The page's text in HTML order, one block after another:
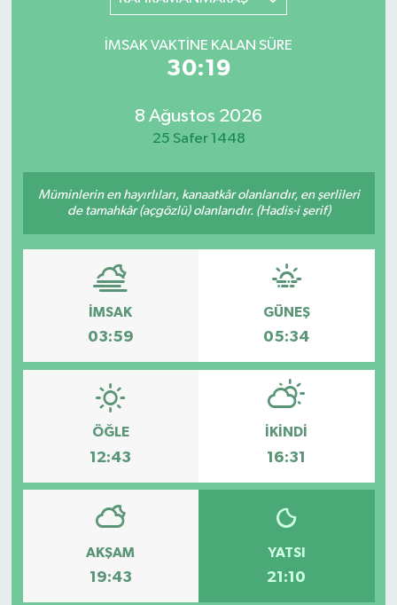
İMSAK VAKTINE KALAN SÜRE
30:19
8 Ağustos 2026
25 Safer 1448
Müminlerin en hayırlıları, kanaatkâr olanlarıdır, en şerlileri
de tamahkâr (açgözlü) olanlarıdır. (Hadis-i şerif)
İMSAK
03:59
GÜNEŞ
05:34
ÖĞLE
12:43
İKINDI
16:31
AKŞAM
19:43
YATSI
21:10